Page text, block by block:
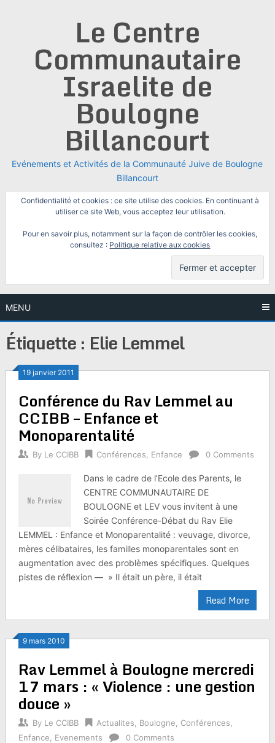
Le Centre
Communautaire
Israelite de
Boulogne
Billancourt
Evénements et Activités de la Communauté Juive de Boulogne
Billancourt
Confidentialité et cookies : ce site utilise des cookies. En continuant à
utiliser ce site Web, vous acceptez leur utilisation.
Pour en savoir plus, notamment sur la façon de contrôler les cookies,
consultez : Politique relative aux cookies
MENU
Étiquette : Elie Lemmel
19 janvier 2011
Conférence du Rav Lemmel au
CCIBB – Enfance et
Monoparentalité
By Le CCIBB Conférences Enfance 0 Comments
Dans le cadre de l’Ecole des Parents, le
CENTRE COMMUNAUTAIRE DE
BOULOGNE et LEV vous invitent à une
Soirée Conférence-Débat du Rav Elie
LEMMEL : Enfance et Monoparentalité : veuvage, divorce,
mères célibataires, les familles monoparentales sont en
augmentation avec des problèmes spécifiques. Quelques
pistes de réflexion — » Il était un père, il était
Read More
9 mars 2010
Rav Lemmel à Boulogne mercredi
17 mars : « Violence : une gestion
douce »
By Le CCIBB Actualites Boulogne Conférences
Enfance
Evenements 0 Comments